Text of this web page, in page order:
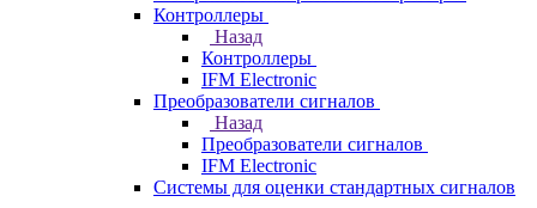
Контроллеры
Назад
Контроллеры
IFM Electronic
Преобразователи сигналов
Назад
Преобразователи сигналов
IFM Electronic
Системы для оценки стандартных сигналов